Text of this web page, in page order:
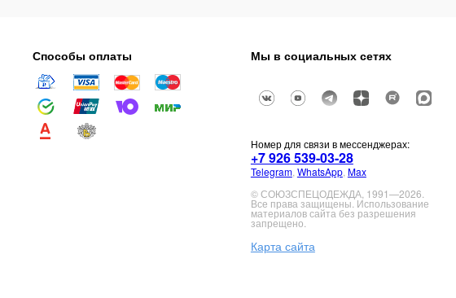
Способы оплаты Мы в социальных сетях
Номер для связи в мессенджерах:
+7 926 539-03-28
Telegram, WhatsApp, Max
© СОЮЗСПЕЦОДЕЖДА, 1991—2026.
Все права защищены. Использование
материалов сайта без разрешения
запрещено.
Карта сайта